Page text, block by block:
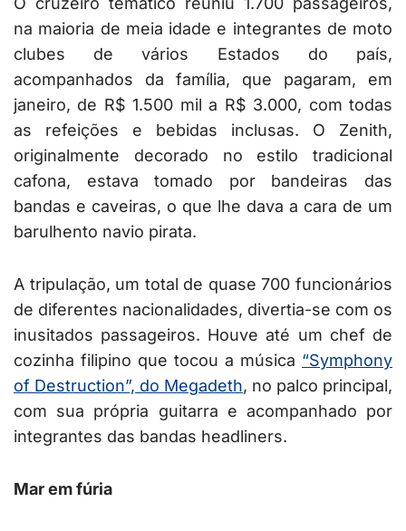
na maioria de meia idade e integrantes de moto
clubes de vários Estados do país,
acompanhados da família, que pagaram, em
janeiro, de R$ 1.500 mil a R$ 3.000, com todas
as refeições e bebidas inclusas. O Zenith,
originalmente decorado no estilo tradicional
cafona, estava tomado por bandeiras das
bandas e caveiras, o que lhe dava a cara de um
barulhento navio pirata.
A tripulação, um total de quase 700 funcionários
de diferentes nacionalidades, divertia-se com os
inusitados passageiros. Houve até um chef de
cozinha filipino que tocou a música “Symphony
of Destruction”, do Megadeth, no palco principal,
com sua própria guitarra e acompanhado por
integrantes das bandas headliners.
Mar em fúria